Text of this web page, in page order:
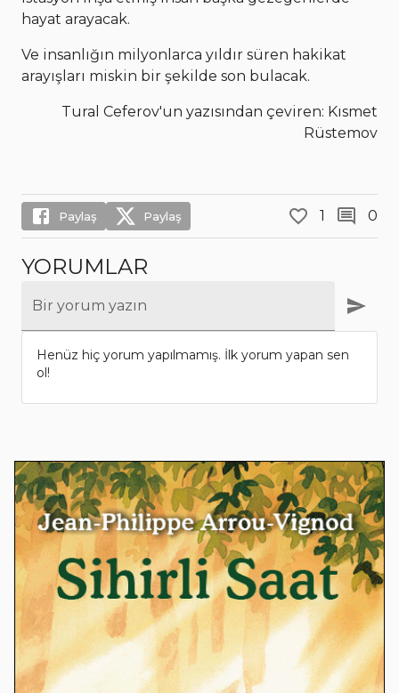
hayat arayacak.
Ve insanlığın milyonlarca yıldır süren hakikat
arayışları miskin bir şekilde son bulacak.
Tural Ceferov'un yazısından çeviren: Kısmet
Rüstemov
Paylaş Paylaş 1 0
YORUMLAR
Bir yorum yazın
Henüz hiç yorum yapılmamış. İlk yorum yapan sen
ol!